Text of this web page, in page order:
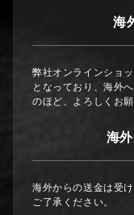
海
弊社オンラインショ
となっており、海外
のほど、よろしくお
海
海外からの送金は受
ご了承ください。